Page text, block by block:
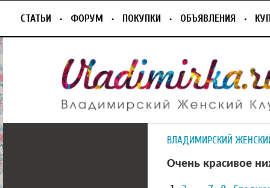
СТАТЬИ ФОРУМ ПОКУПКИ ОБЪЯВЛЕНИЯ
ВЛАДИМИРСКИЙ
Очень красивое